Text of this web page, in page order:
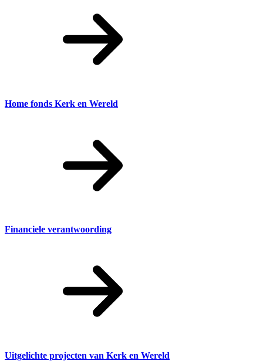
Home fonds Kerk en Wereld
Financiele verantwoording
Uitgelichte projecten van Kerk en Wereld